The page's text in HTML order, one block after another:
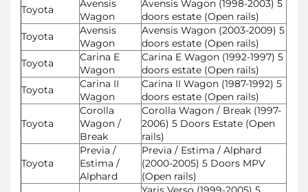
Toyota
Avensis
Wagon
Avensis Wagon (1998-2003) 5
doors estate (Open rails)
Toyota
Avensis
Wagon
Avensis Wagon (2003-2009) 5
doors estate (Open rails)
Toyota
Carina E
Wagon
Carina E Wagon (1992-1997) 5
doors estate (Open rails)
Toyota
Carina II
Wagon
Carina II Wagon (1987-1992) 5
doors estate (Open rails)
Toyota
Corolla
Wagon /
Break
Corolla Wagon / Break (1997-
2006) 5 Doors Estate (Open
rails)
Toyota
Previa /
Estima /
Alphard
Previa / Estima / Alphard
(2000-2005) 5 Doors MPV
(Open rails)